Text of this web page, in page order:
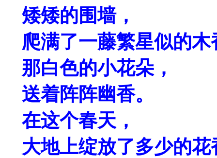
矮矮的围墙，
爬满了一藤繁星似的木
那白色的小花朵，
送着阵阵幽香。
在这个春天，
大地上绽放了多少的花